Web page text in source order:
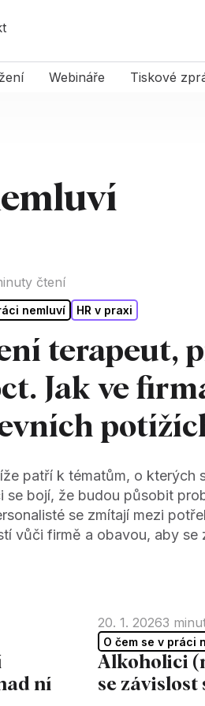
Webináře Tiskové
čtení
nemluví HR v praxi
terapeut,
Jak ve
patří k tématům, o kterých
se bojí, že budou působit
se zmítají mezi
vůči firmě a obavou, aby se
ní
20. 1. 20263
O čem se v práci
Alkoholici
se